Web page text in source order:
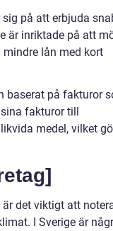
på att erbjuda
är inriktade på att
lån med kort
baserat på fakturor
fakturor till
medel, vilket
det viktigt att
I Sverige är